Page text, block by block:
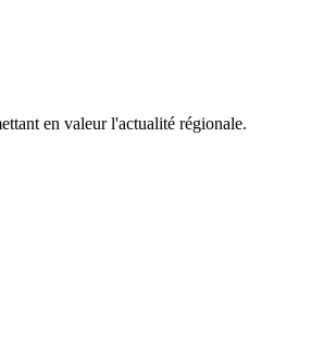
en valeur l'actualité régionale.